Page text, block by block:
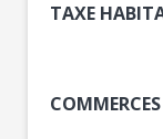
TAXE
COMMERCES